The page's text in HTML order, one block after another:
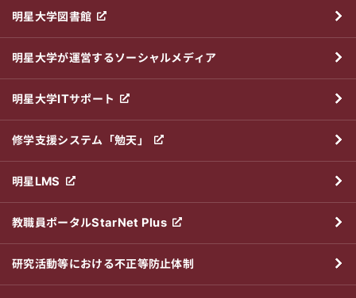
明星大学図書館
明星大学が運営するソーシャルメディア
明星大学ITサポート
修学支援システム「勉天」
明星LMS
教職員ポータルStarNet Plus
研究活動等における不正等防止体制